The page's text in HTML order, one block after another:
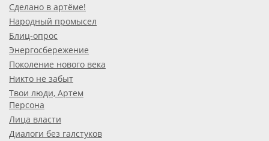
Сделано в артёме!
Народный промысел
Блиц-опрос
Энергосбережение
Поколение нового века
Никто не забыт
Твои люди, Артем
Персона
Лица власти
Диалоги без галстуков